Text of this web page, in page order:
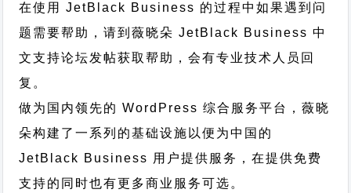
在使用 JetBlack Business 的过程中如果遇到问
题需要帮助，请到薇晓朵 JetBlack Business 中
文支持论坛发帖获取帮助，会有专业技术人员回
复。
做为国内领先的 WordPress 综合服务平台，薇晓
朵构建了一系列的基础设施以便为中国的
JetBlack Business 用户提供服务，在提供免费
支持的同时也有更多商业服务可选。